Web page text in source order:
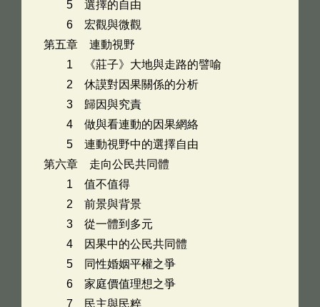
5 選擇的自由
6 宏觀與微觀
第五章 連動視野
1 《莊子》大地與走路的譬喻
2 休謨對因果關係的分析
3 歸因與究責
4 做與看連動的因果網絡
5 連動視野中的選擇自由
第六章 走向公民共同體
1 值不值得
2 前景與背景
3 從一體到多元
4 因果中的公民共同體
5 同性婚姻平權之爭
6 家庭價值理想之爭
7 民主與民粹